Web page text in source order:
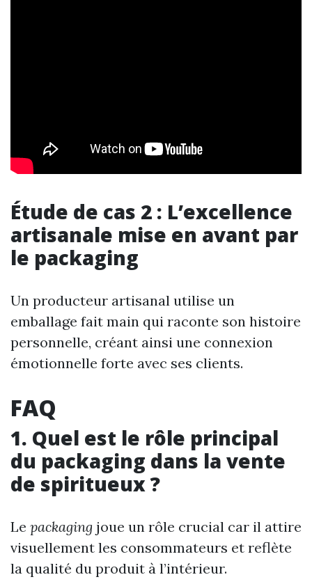
Étude de cas 2 : L’excellence
artisanale mise en avant par
le packaging
Un producteur artisanal utilise un
emballage fait main qui raconte son histoire
personnelle, créant ainsi une connexion
émotionnelle forte avec ses clients.
FAQ
1. Quel est le rôle principal
du packaging dans la vente
de spiritueux ?
Le packaging joue un rôle crucial car il attire
visuellement les consommateurs et reflète
la qualité du produit à l’intérieur.